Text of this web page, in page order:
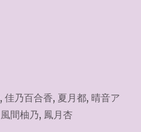
, 佳乃百合香, 夏月都, 晴音ア
風間柚乃, 鳳月杏